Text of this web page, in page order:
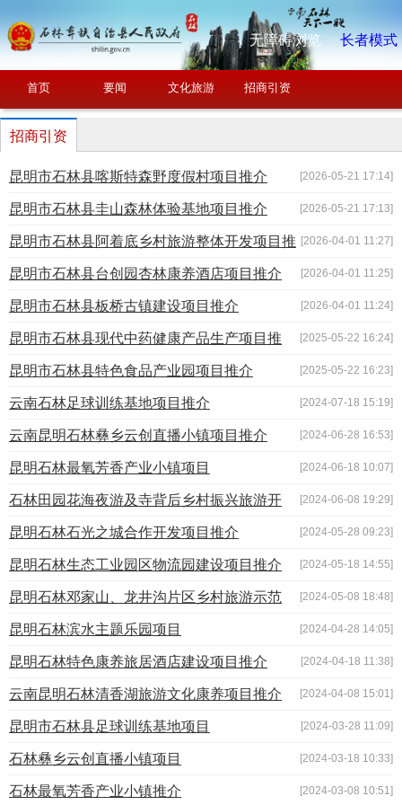
无障碍浏览 长者模式
首页 要闻 文化旅游 招商引资
招商引资
[2026-05-21 17:14]
昆明市石林县喀斯特森野度假村项目推介
[2026-05-21 17:13]
昆明市石林县圭山森林体验基地项目推介
[2026-04-01 11:27]
昆明市石林县阿着底乡村旅游整体开发项目推
介 [2026-04-01 11:25]
昆明市石林县台创园杏林康养酒店项目推介
[2026-04-01 11:24]
昆明市石林县板桥古镇建设项目推介
[2025-05-22 16:24]
昆明市石林县现代中药健康产品生产项目推
介 [2025-05-22 16:23]
昆明市石林县特色食品产业园项目推介
[2024-07-18 15:19]
云南石林足球训练基地项目推介
[2024-06-28 16:53]
云南昆明石林彝乡云创直播小镇项目推介
[2024-06-18 10:07]
昆明石林最氧芳香产业小镇项目
[2024-06-08 19:29]
石林田园花海夜游及寺背后乡村振兴旅游开
发推介 [2024-05-28 09:23]
昆明石林石光之城合作开发项目推介
[2024-05-18 14:55]
昆明石林生态工业园区物流园建设项目推介
[2024-05-08 18:48]
昆明石林邓家山、龙井沟片区乡村旅游示范
基地项目 [2024-04-28 14:05]
昆明石林滨水主题乐园项目
[2024-04-18 11:38]
昆明石林特色康养旅居酒店建设项目推介
[2024-04-08 15:01]
云南昆明石林清香湖旅游文化康养项目推介
[2024-03-28 11:09]
昆明市石林县足球训练基地项目
[2024-03-18 10:33]
石林彝乡云创直播小镇项目
[2024-03-08 10:51]
石林最氧芳香产业小镇推介